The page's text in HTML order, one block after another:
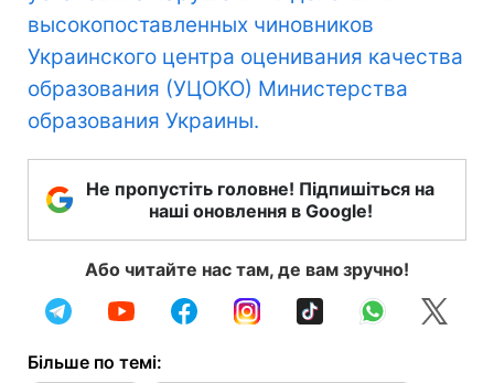
высокопоставленных чиновников
Украинского центра оценивания качества
образования (УЦОКО) Министерства
образования Украины.
Не пропустіть головне! Підпишіться на
наші оновлення в Google!
Або читайте нас там, де вам зручно!
Більше по темі: